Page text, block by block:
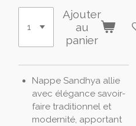
Ajouter
au
panier
Nappe Sandhya allie
avec élégance savoir-
faire traditionnel et
modernité, apportant